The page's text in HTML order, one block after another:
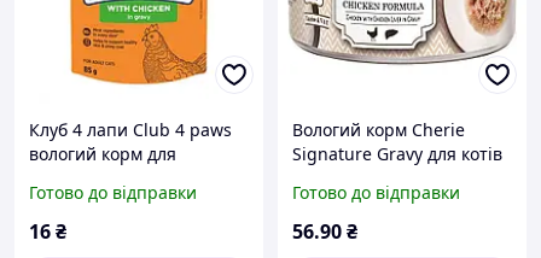
Клуб 4 лапи Club 4 paws
вологий корм для
Готово до відправки
16₴
Вологий корм Cherie
Signature Gravy для котів
(курка, куряча печінка )
80 г
Готово до відправки
56.90₴